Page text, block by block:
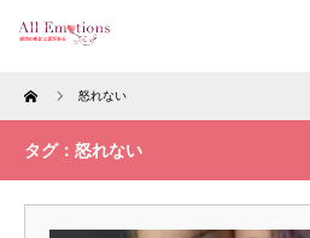
Home 怒れない
タグ：怒れない